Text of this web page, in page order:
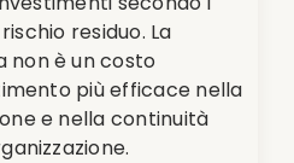
residuo. La
è un costo
più efficace nella
e nella continuità